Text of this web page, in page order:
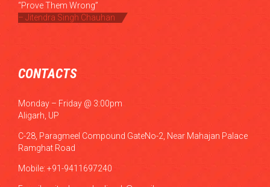
“Prove Them Wrong”
– Jitendra Singh Chauhan
CONTACTS
Monday – Friday @ 3:00pm
Aligarh, UP
C-28, Paragmeel Compound GateNo-2, Near Mahajan Palace
Ramghat Road
Mobile: +91-9411697240